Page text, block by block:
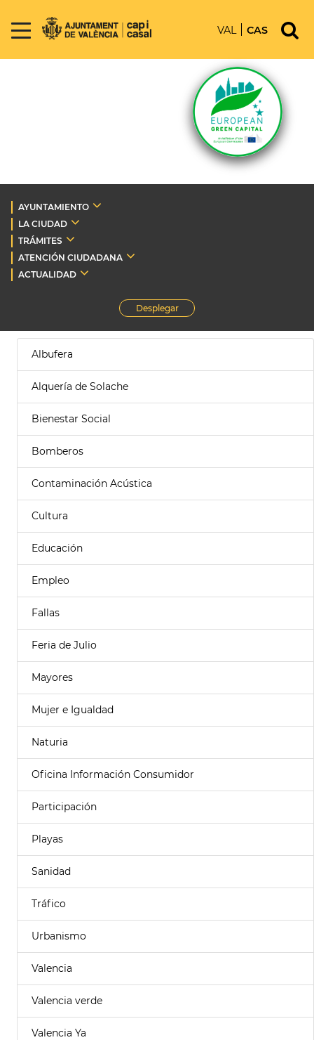
VAL CAS
AYUNTAMIENTO
LA CIUDAD
TRÁMITES
ATENCIÓN CIUDADANA
ACTUALIDAD
Desplegar
Albufera
Alquería de Solache
Bienestar Social
Bomberos
Contaminación Acústica
Cultura
Educación
Empleo
Fallas
Feria de Julio
Mayores
Mujer e Igualdad
Naturia
Oficina Información Consumidor
Participación
Playas
Sanidad
Tráfico
Urbanismo
Valencia
Valencia verde
Valencia Ya